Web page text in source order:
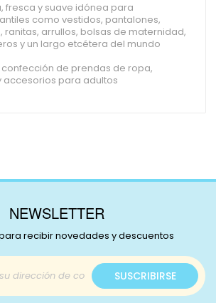
fresca y suave idónea para
como vestidos, pantalones,
ranitas, arrullos, bolsas de maternidad,
y un largo etcétera del mundo
de prendas de ropa,
accesorios para adultos
NEWSLETTER
recibir novedades y descuentos
Inscríbase
a
nuestro
SUSCRIBIRSE